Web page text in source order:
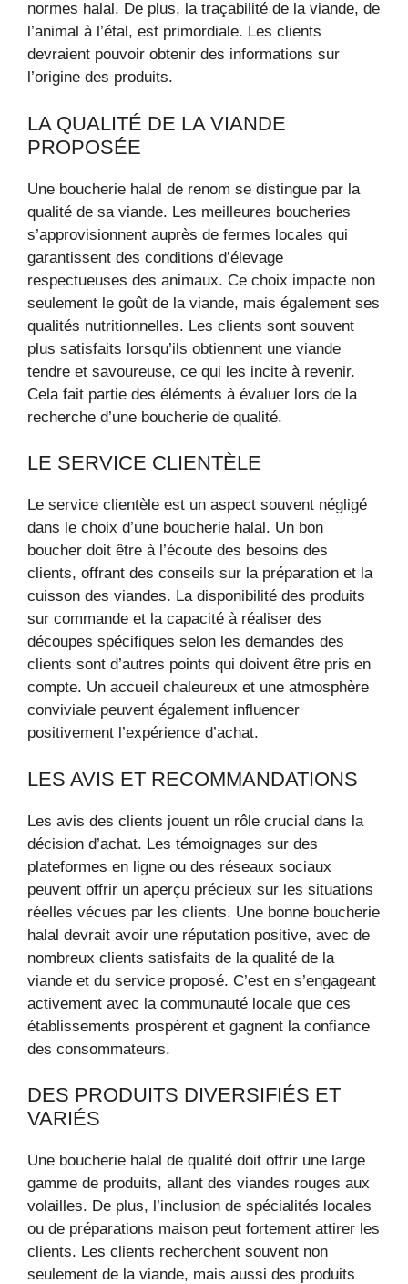
normes halal. De plus, la traçabilité de la viande, de
l’animal à l’étal, est primordiale. Les clients
devraient pouvoir obtenir des informations sur
l’origine des produits.
LA QUALITÉ DE LA VIANDE
PROPOSÉE
Une boucherie halal de renom se distingue par la
qualité de sa viande. Les meilleures boucheries
s’approvisionnent auprès de fermes locales qui
garantissent des conditions d’élevage
respectueuses des animaux. Ce choix impacte non
seulement le goût de la viande, mais également ses
qualités nutritionnelles. Les clients sont souvent
plus satisfaits lorsqu’ils obtiennent une viande
tendre et savoureuse, ce qui les incite à revenir.
Cela fait partie des éléments à évaluer lors de la
recherche d’une boucherie de qualité.
LE SERVICE CLIENTÈLE
Le service clientèle est un aspect souvent négligé
dans le choix d’une boucherie halal. Un bon
boucher doit être à l’écoute des besoins des
clients, offrant des conseils sur la préparation et la
cuisson des viandes. La disponibilité des produits
sur commande et la capacité à réaliser des
découpes spécifiques selon les demandes des
clients sont d’autres points qui doivent être pris en
compte. Un accueil chaleureux et une atmosphère
conviviale peuvent également influencer
positivement l’expérience d’achat.
LES AVIS ET RECOMMANDATIONS
Les avis des clients jouent un rôle crucial dans la
décision d’achat. Les témoignages sur des
plateformes en ligne ou des réseaux sociaux
peuvent offrir un aperçu précieux sur les situations
réelles vécues par les clients. Une bonne boucherie
halal devrait avoir une réputation positive, avec de
nombreux clients satisfaits de la qualité de la
viande et du service proposé. C’est en s’engageant
activement avec la communauté locale que ces
établissements prospèrent et gagnent la confiance
des consommateurs.
DES PRODUITS DIVERSIFIÉS ET
VARIÉS
Une boucherie halal de qualité doit offrir une large
gamme de produits, allant des viandes rouges aux
volailles. De plus, l’inclusion de spécialités locales
ou de préparations maison peut fortement attirer les
clients. Les clients recherchent souvent non
seulement de la viande, mais aussi des produits